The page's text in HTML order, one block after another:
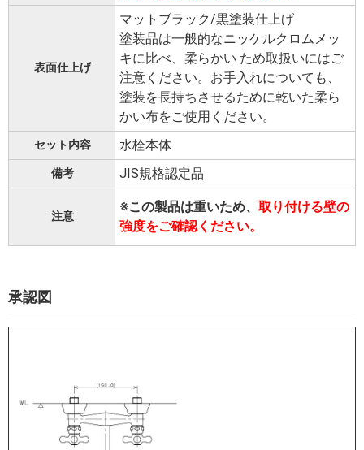
表面仕上げ
マットブラック/黒塗装仕上げ
塗装品は一般的なニッケルクロムメッ
キに比べ、柔らかい ため取扱いにはご
注意ください。お手入れについても、
塗装を長持ちさせるために乾いた柔ら
かい布をご使用ください。
セット内容 水栓本体
備考 JIS規格認定品
注意
※この製品は重いため、 取り付ける壁の
強度をご確認ください。
承認図